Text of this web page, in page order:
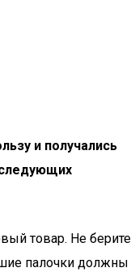
и получались
товар. Не берите
палочки должны